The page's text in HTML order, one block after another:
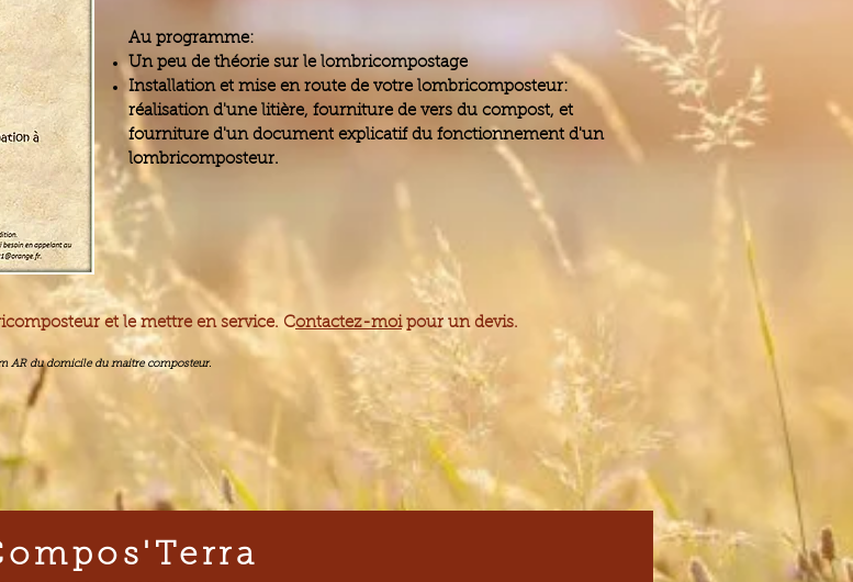
Au programme:
Un peu de théorie sur le lombricompostage
Installation et mise en route de votre lombricomposteur:
réalisation d'une litière, fourniture de vers du compost, et
fourniture d'un document explicatif du fonctionnement d'un
lombricomposteur.
et le mettre en service. Contactez-moipour un devis.
AR du domicile du maitre composteur.